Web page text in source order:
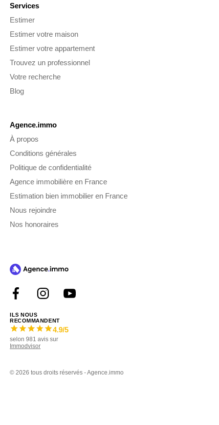
Services
Estimer
Estimer votre maison
Estimer votre appartement
Trouvez un professionnel
Votre recherche
Blog
Agence.immo
À propos
Conditions générales
Politique de confidentialité
Agence immobilière en France
Estimation bien immobilier en France
Nous rejoindre
Nos honoraires
ILS NOUS
RECOMMANDENT
4.9/5
selon 981 avis sur
Immodvisor
© 2026 tous droits réservés - Agence.immo